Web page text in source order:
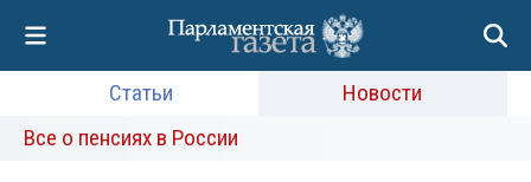
Статьи
Новости
Все о пенсиях в России